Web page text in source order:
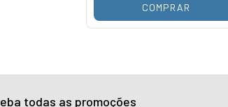
COMPRAR
todas as promoções